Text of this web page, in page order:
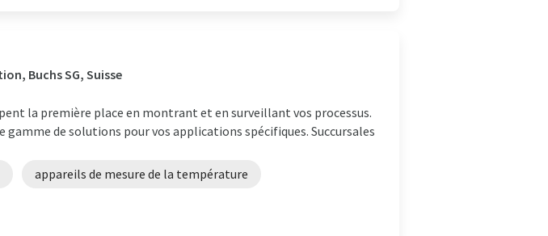
Buchs SG, Suisse
la première place en montrant et en surveillant vos processus.
gamme de solutions pour vos applications spécifiques. Succursales
appareils de mesure de la température